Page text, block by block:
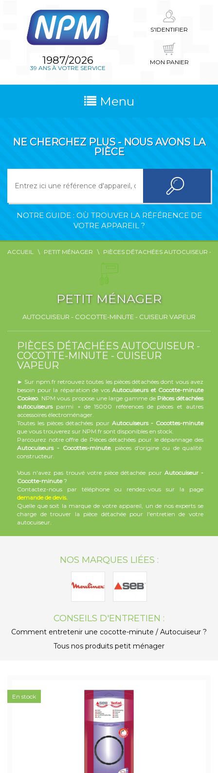
1987/2026
39 ANS À VOTRE SERVICE
S'IDENTIFIER
MON PANIER
Menu
NE CHERCHEZ PLUS - NOUS AVONS LA
PIÈCE
NOTRE GUIDE : OÙ TROUVER LA RÉFÉRENCE DE
VOTRE APPAREIL ?
ACCUEIL PETIT MÉNAGER PIÈCES DÉTACHÉES AUTOCUISEUR -
PETIT MÉNAGER
AUTOCUISEUR - COCOTTE-MINUTE - CUISEUR VAPEUR
PIÈCES DÉTACHÉES AUTOCUISEUR -
COCOTTE-MINUTE - CUISEUR
VAPEUR
► Sur npm.fr retrouvez toutes les pièces détachées dont vous avez
besoin pour la réparation de vos Autocuiseurs et Cocotte-minute
Cookeo. NPM vous propose une large gamme de Pièces détachées
autocuiseursparmi + de 15000 références de pièces et autres
accessoires électroménager.
Toutes les pièces détachées pour Autocuiseurs - Cocottes-minute
que vous trouverez sur NPM.fr sont disponibles en stock.
Parcourez notre offre de Pièces détachées pour le dépannage des
Autocuiseurs - Cocottes-minute, pièces d'origine ou de qualité
constructeur.
Vous n'avez pas trouvé votre pièce détachée pour Autocuiseur -
Cocotte-minute?
Contactez-nous par téléphone ou rendez-vous sur la page
demande de devis.
Quelle que soit la marque de votre appareil, un de nos experts se
charge de trouver la pièce détachée pour l'entretien de votre
autocuiseur.
NOS MARQUES LIÉES :
CONSEILS D'ENTRETIEN :
Comment entretenir une cocotte-minute / Autocuiseur ?
Tous nos produits petit ménager
En stock